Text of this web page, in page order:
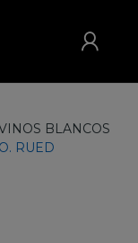
BLANCOS
RUED